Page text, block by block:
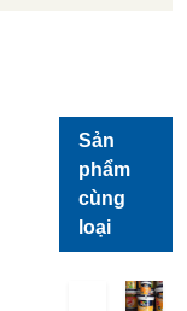
Sản
phẩm
cùng
loại